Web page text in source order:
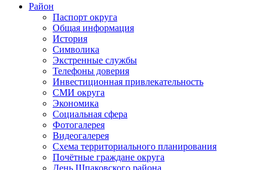
Район
Паспорт округа
Общая информация
История
Символика
Экстренные службы
Телефоны доверия
Инвестиционная привлекательность
СМИ округа
Экономика
Социальная сфера
Фотогалерея
Видеогалерея
Схема территориального планирования
Почётные граждане округа
День Шпаковского района